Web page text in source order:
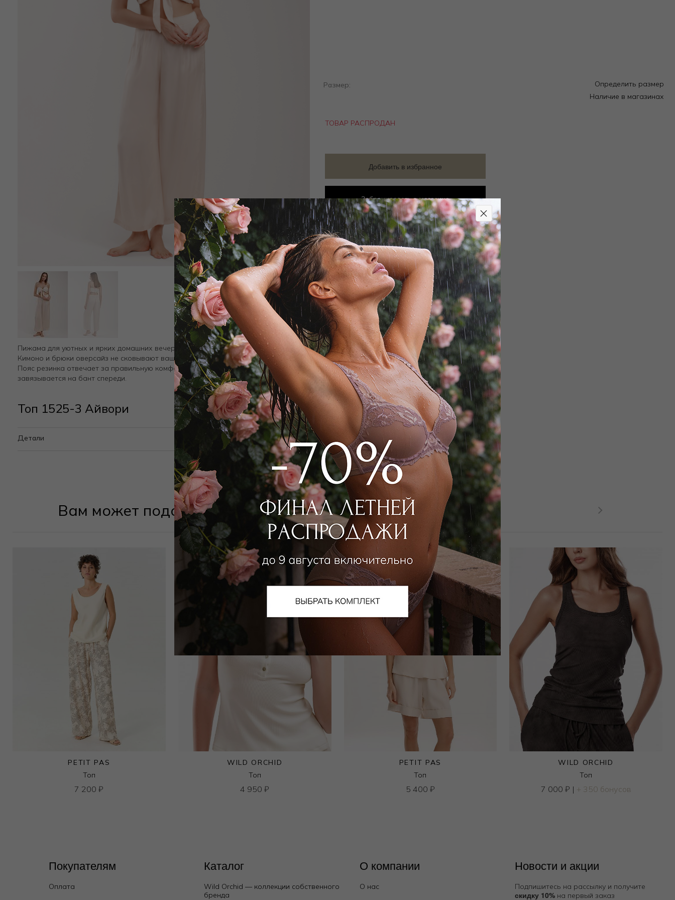
Пижама для уютных и ярких домашних вечеров состоит из топа, кимоно и брюк.
Кимоно и брюки оверсайз не сковывают ваши движения, обеспечивают комфорт.
Пояс резинка отвечает за правильную комфортную посадку брюк. Топ
завязывается на бант спереди.
Топ 1525-3 Айвори
Детали
Размер:
Определить размер
Наличие в магазинах
ТОВАР РАСПРОДАН
Добавить в избранное
Забронировать в магазине
Вам может подойти
PETIT PAS
Топ
7 200₽
WILD ORCHID
Топ
4 950₽
PETIT PAS
Топ
5 400 ₽
WILD ORCHID
Топ
7 000 ₽ | + 350 бонусов
Покупателям
Оплата
Каталог
Wild Orchid — коллекции собственного
бренда
О компании
О нас
Новости и акции
Подпишитесь на рассылку и получите
скидку 10%на первый заказ